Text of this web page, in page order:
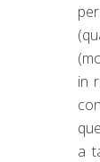
in
a